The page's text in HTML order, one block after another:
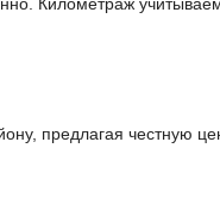
Километраж
предлагая честную